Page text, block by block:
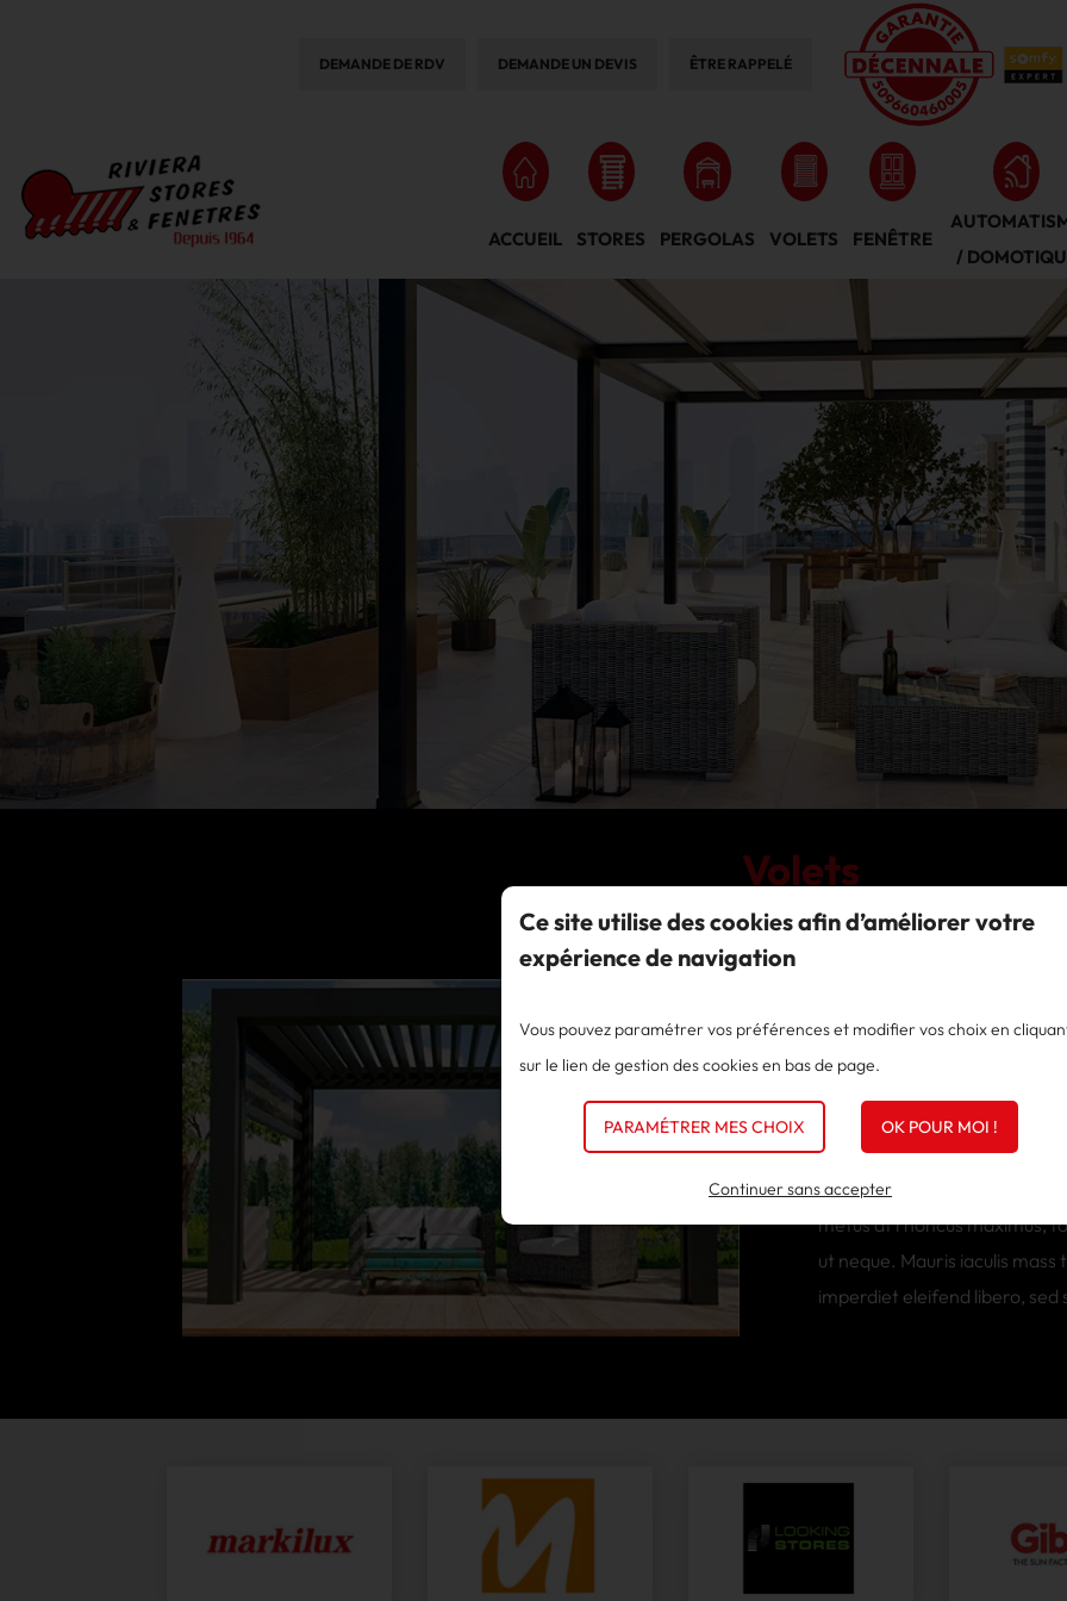
DEMANDE DE RDV DEMANDE UN DEVIS ÊTRE RAPPELÉ
ACCUEIL STORES PERGOLAS VOLETS FENÊTRE
/
Volets
RIVIERA STORES
VOLETS
Lorem ipsum dolor sit amet,
metus at rhoncus maximus,
ut neque. Mauris iaculis
imperdiet eleifend libero, sed
Ce site utilise des cookies afin d’améliorer votre
expérience de navigation
Vous pouvez paramétrer vos préférences et modifier vos choix en
sur le lien de gestion des cookies en bas de page.
PARAMÉTRER MES CHOIX OK POUR MOI !
Continuer sans accepter